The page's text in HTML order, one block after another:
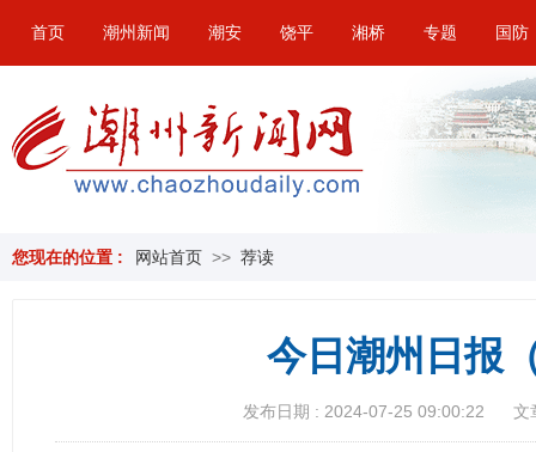
首页 潮州新闻 潮安 饶平 湘桥 专题 国防
您现在的位置 : 网站首页 >> 荐读
今日潮州日报
发布日期 : 2024-07-25 09:00:22 文